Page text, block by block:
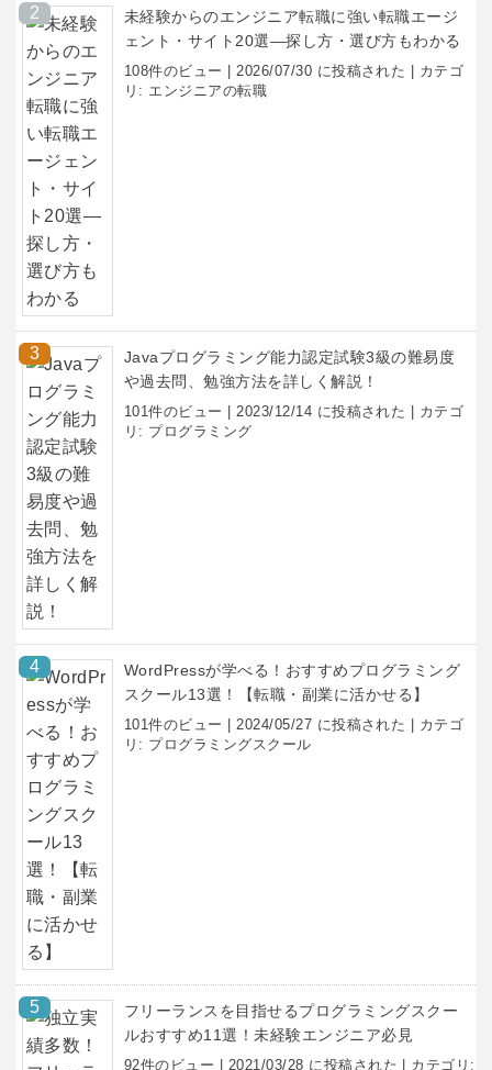
未経験からのエンジニア転職に強い転職エージ
ェント・サイト20選―探し方・選び方もわかる
108件のビュー | 2026/07/30 に投稿された | カテゴ
リ: エンジニアの転職
Javaプログラミング能力認定試験3級の難易度
や過去問、勉強方法を詳しく解説！
101件のビュー | 2023/12/14 に投稿された | カテゴ
リ: プログラミング
WordPressが学べる！おすすめプログラミング
スクール13選！【転職・副業に活かせる】
101件のビュー | 2024/05/27 に投稿された | カテゴ
リ: プログラミングスクール
フリーランスを目指せるプログラミングスクー
ルおすすめ11選！未経験エンジニア必見
92件のビュー | 2021/03/28 に投稿された | カテゴリ: